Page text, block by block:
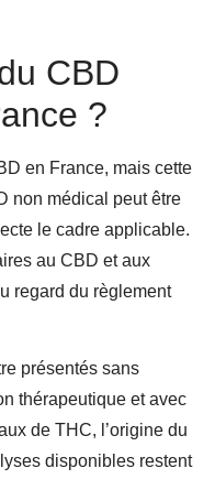
CBD
?
en France, mais cette
non médical peut être
le cadre applicable.
au CBD et aux
regard du règlement
présentés sans
thérapeutique et avec
de THC, l’origine du
disponibles restent